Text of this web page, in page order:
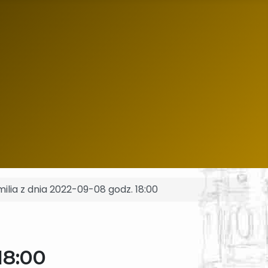
z dnia 2022-09-08 godz. 18:00